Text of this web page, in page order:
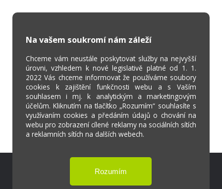
Na vašem soukromí nám záleží
Chceme vám neustále poskytovat služby na nejvyšší
úrovni, vzhledem k nové legislativě platné od 1. 1.
2022 Vás chceme informovat že používáme soubory
cookies k zajištění funkčnosti webu a s Vaším
souhlasem i mj. k analytickým a marketingovým
účelům. Kliknutím na tlačítko „Rozumím“ souhlasíte s
využívaním cookies a předáním údajů o chování na
webu pro zobrazení cílené reklamy na sociálních sítích
a reklamních sítích na dalších webech.
Škola Online